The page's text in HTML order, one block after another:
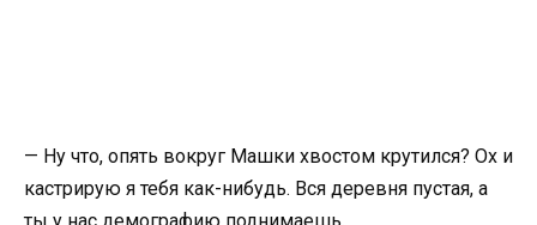
— Ну что, опять вокруг Машки хвостом крутился? Ох и
кастрирую я тебя как-нибудь. Вся деревня пустая, а